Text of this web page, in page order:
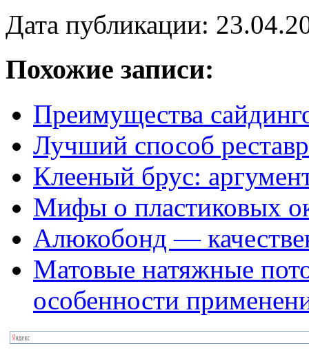
Дата публикации:
Похожие записи:
Преимущества
Лучший способ
Клееный брус:
Мифы о пластиковых
Алюкобонд —
Матовые натяжные
особенности